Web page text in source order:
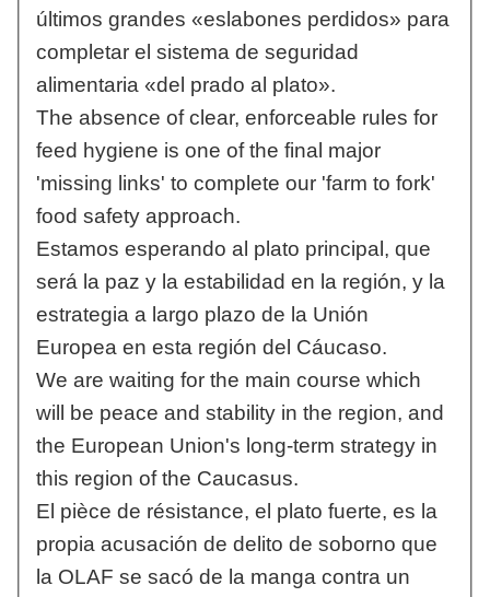
últimos grandes «eslabones perdidos» para
completar el sistema de seguridad
alimentaria «del prado al plato».
The absence of clear, enforceable rules for
feed hygiene is one of the final major
'missing links' to complete our 'farm to fork'
food safety approach.
Estamos esperando al plato principal, que
será la paz y la estabilidad en la región, y la
estrategia a largo plazo de la Unión
Europea en esta región del Cáucaso.
We are waiting for the main course which
will be peace and stability in the region, and
the European Union's long-term strategy in
this region of the Caucasus.
El pièce de résistance, el plato fuerte, es la
propia acusación de delito de soborno que
la OLAF se sacó de la manga contra un